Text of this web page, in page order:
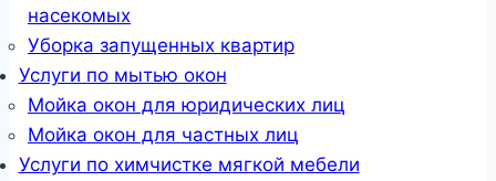
насекомых
Уборка запущенных квартир
Услуги по мытью окон
Мойка окон для юридических лиц
Мойка окон для частных лиц
Услуги по химчистке мягкой мебели